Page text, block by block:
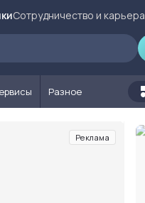
Сотрудничество и карьера
Разное
Реклама